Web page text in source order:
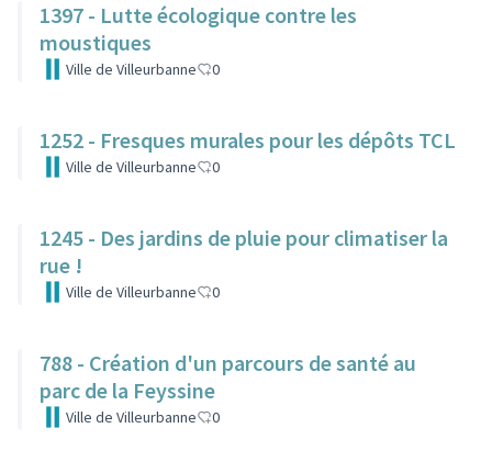
1397 - Lutte écologique contre les
moustiques
Ville de Villeurbanne 0
1252 - Fresques murales pour les dépôts TCL
Ville de Villeurbanne 0
1245 - Des jardins de pluie pour climatiser la
rue !
Ville de Villeurbanne 0
788 - Création d'un parcours de santé au
parc de la Feyssine
Ville de Villeurbanne 0